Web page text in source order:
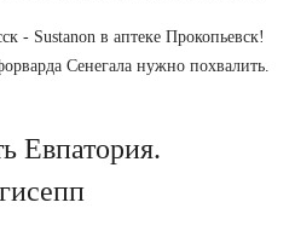
- Sustanon в аптеке Прокопьевск!
Сенегала нужно похвалить.
Евпатория.